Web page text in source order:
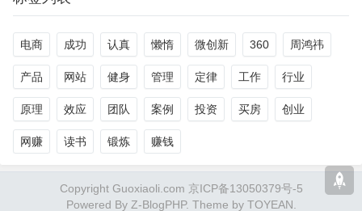
电商 成功 认真 懒惰 微创新 360 周鸿祎
产品 网站 健身 管理 定律 工作 行业
原理 效应 团队 案例 投资 买房 创业
网赚 读书 锻炼 赚钱
Copyright Guoxiaoli.com 京ICP备13050379号-5
Powered By Z-BlogPHP. Theme by TOYEAN